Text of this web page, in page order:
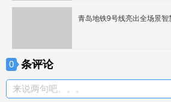
青岛地铁9号线亮出全场景智
0 条评论
来说两句吧。。。